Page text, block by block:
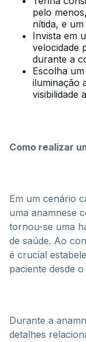
pelo
nítida, e
Invista em
velocidade
durante a
Escolha
iluminação
visibilidade
Como realizar
Em um cenário
uma anamnese
tornou-se uma
de saúde. Ao
é crucial
paciente desde o
Durante a
detalhes